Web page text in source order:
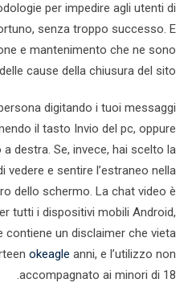
per impedire agli utenti di
senza troppo successo. E
e mantenimento che ne sono
cause della chiusura del sito.
digitando i tuoi messaggi
il tasto Invio del pc, oppure
destra. Se, invece, hai scelto la
vedere e sentire l’estraneo nella
dello schermo. La chat video è
tutti i dispositivi mobili Android,
contiene un disclaimer che vieta
okeagle anni, e l’utilizzo non
accompagnato ai minori di 18.